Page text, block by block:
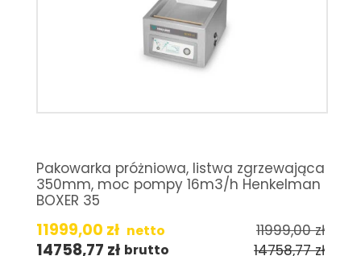
Pakowarka próżniowa, listwa zgrzewająca
350mm, moc pompy 16m3/h Henkelman
BOXER 35
11999,00 zł netto 11999,00zł
14758,77 zł brutto 14758,77zł